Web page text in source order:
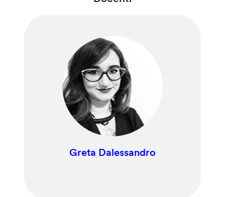
Greta Dalessandro